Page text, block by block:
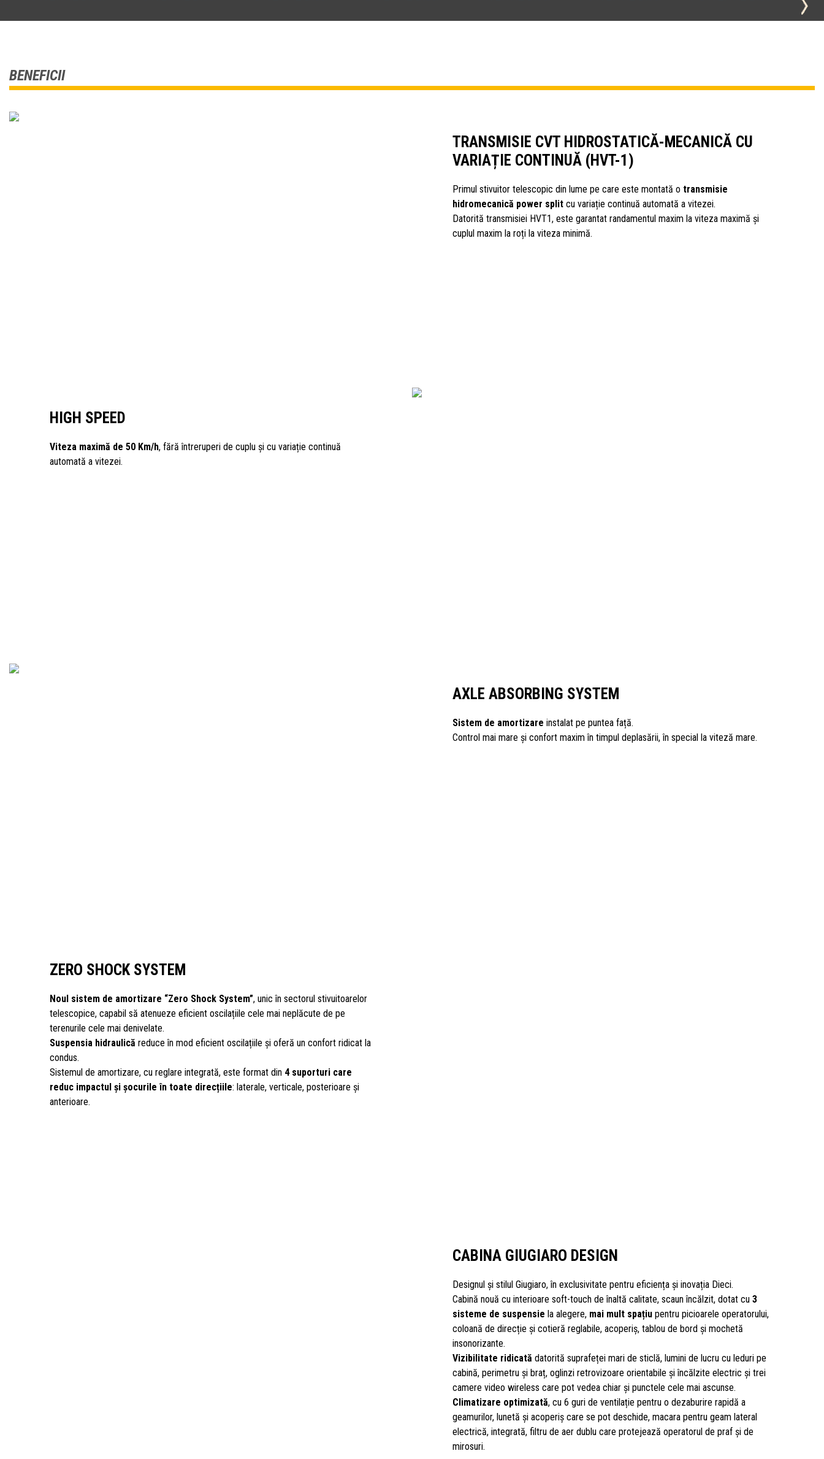
BENEFICII
TRANSMISIE CVT HIDROSTATICĂ-MECANICĂ CU
VARIAȚIE CONTINUĂ (HVT-1)
Primul stivuitor telescopic din lume pe care este montată o transmisie
hidromecanică power splitcu variație continuă automată a vitezei.
Datorită transmisiei HVT1, este garantat randamentul maxim la viteza maximă și
cuplul maxim la roți la viteza minimă.
HIGH SPEED
Viteza maximă de 50 Km/h, fără întreruperi de cuplu și cu variație continuă
automată a vitezei.
AXLE ABSORBING SYSTEM
Sistem de amortizare instalat pe puntea față.
Control mai mare și confort maxim în timpul deplasării, în special la viteză mare.
ZERO SHOCK SYSTEM
Noul sistem de amortizare “Zero Shock System”, unic în sectorul stivuitoarelor
telescopice, capabil să atenueze eficient oscilațiile cele mai neplăcute de pe
terenurile cele mai denivelate.
Suspensia hidraulică reduce în mod eficient oscilațiile și oferă un confort ridicat la
condus.
Sistemul de amortizare, cu reglare integrată, este format din 4 suporturi care
reduc impactul și șocurile în toate direcțiile: laterale, verticale, posterioare și
anterioare.
CABINA GIUGIARO DESIGN
Designul și stilul Giugiaro, în exclusivitate pentru eficiența și inovația Dieci.
Cabină nouă cu interioare soft-touch de înaltă calitate, scaun încălzit, dotat cu 3
sisteme de suspensie la alegere, mai mult spațiupentru picioarele operatorului,
coloană de direcție și cotieră reglabile, acoperiș, tablou de bord și mochetă
insonorizante.
Vizibilitate ridicată datorită suprafeței mari de sticlă, lumini de lucru cu leduri pe
cabină, perimetru și braț, oglinzi retrovizoare orientabile și încălzite electric și trei
camere video wireless care pot vedea chiar și punctele cele mai ascunse.
Climatizare optimizată, cu 6 guri de ventilație pentru o dezaburire rapidă a
geamurilor, lunetă și acoperiș care se pot deschide, macara pentru geam lateral
electrică, integrată, filtru de aer dublu care protejează operatorul de praf și de
mirosuri.